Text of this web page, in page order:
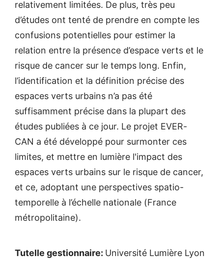
relativement limitées. De plus, très peu
d’études ont tenté de prendre en compte les
confusions potentielles pour estimer la
relation entre la présence d’espace verts et le
risque de cancer sur le temps long. Enfin,
l’identification et la définition précise des
espaces verts urbains n’a pas été
suffisamment précise dans la plupart des
études publiées à ce jour. Le projet EVER-
CAN a été développé pour surmonter ces
limites, et mettre en lumière l'impact des
espaces verts urbains sur le risque de cancer,
et ce, adoptant une perspectives spatio-
temporelle à l’échelle nationale (France
métropolitaine).
Tutelle gestionnaire: Université Lumière Lyon